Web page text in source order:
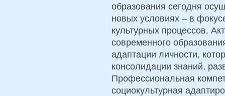
образования сегодня
новых условиях – в
культурных процессов.
современного
адаптации личности,
консолидации знаний,
Профессиональная
социокультурная